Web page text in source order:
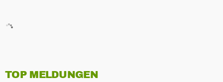
TOP MELDUNGEN